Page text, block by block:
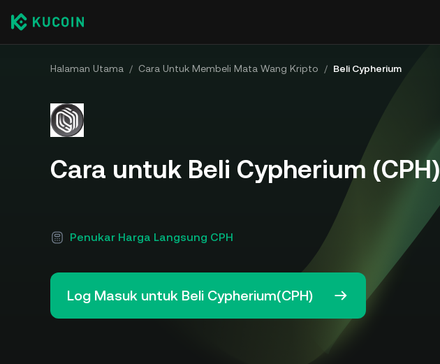
Halaman Utama / Cara Untuk Membeli Mata Wang Kripto / Beli Cypherium
Cara untuk Beli Cypherium (CPH)
Penukar Harga Langsung CPH
Log Masuk untuk Beli Cypherium(CPH)